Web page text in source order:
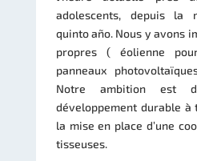
adolescents, depuis la
quinto año. Nous y avons
propres ( éolienne
panneaux
Notre ambition est
développement durable
la mise en place d’une
tisseuses.